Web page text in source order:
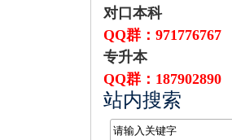
对口本科
QQ群：971776767
专升本
QQ群：187902890
站内搜索